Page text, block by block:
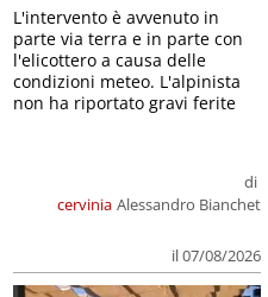
cervinia
di
Alessandro Bianchet
il 07/08/2026
L'intervento è avvenuto in
parte via terra e in parte con
l'elicottero a causa delle
condizioni meteo. L'alpinista
non ha riportato gravi ferite